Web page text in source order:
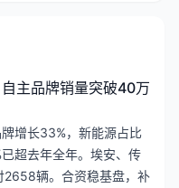
主品牌销量突破40万
增长33%，新能源占比
超去年全年。埃安、传
2658辆。合资稳基盘，补